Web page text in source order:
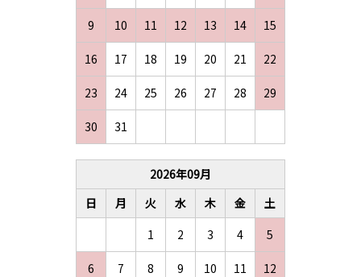
9 10 11 12 13 14 15
16 17 18 19 20 21 22
23 24 25 26 27 28 29
30 31
2026年09月
日
月 火 水 木 金
土
1
2 3 4 5
6 7 8 9 10 11 12